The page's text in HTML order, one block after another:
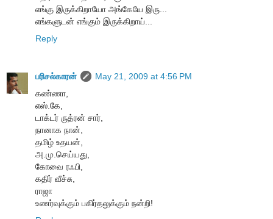
எங்கு இருக்கிறாயோ அங்கேயே இரு...
எங்களுடன் எங்கும் இருக்கிறாய்...
Reply
பரிசல்காரன்
May 21, 2009 at 4:56 PM
கண்ணா,
எஸ்.கே,
டாக்டர் ருத்ரன் சார்,
நானாக நான்,
தமிழ் உதயன்,
அ.மு.செய்யது,
கோவை ரஃபி,
கதிர் வீச்சு,
ராஜா
உணர்வுக்கும் பகிர்தலுக்கும் நன்றி!